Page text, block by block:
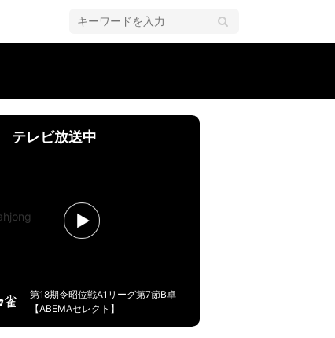
テレビ放送中
第18期令昭位戦A1リーグ第7節B卓
【ABEMAセレクト】